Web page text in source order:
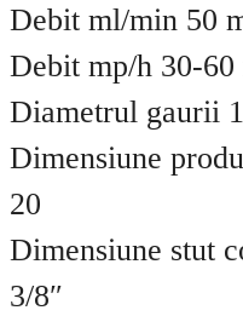
Debit ml/min 50
Debit mp/h 30-60
Diametrul gaurii
Dimensiune
20
Dimensiune stut
3/8″